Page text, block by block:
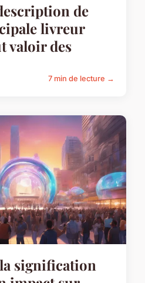
de
livreur
valoir des
7 min de lecture →
signification